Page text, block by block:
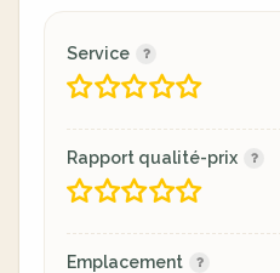
Service
Rapport qualité-prix
Emplacement